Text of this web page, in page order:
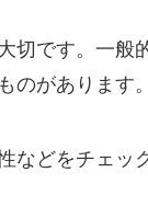
切です。一般
のがあります。
などをチェッ